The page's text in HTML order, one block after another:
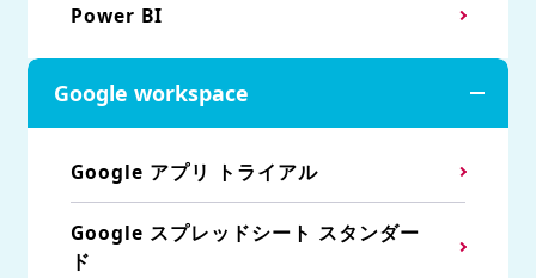
Power BI
Google workspace
Google アプリ トライアル
Google スプレッドシート スタンダー
ド